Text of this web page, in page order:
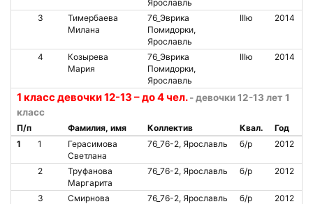
Ярославль
3
Тимербаева
Милана
76_Эврика
Помидорки,
Ярославль
IIIю 2014
4
Козырева
Мария
76_Эврика
Помидорки,
Ярославль
IIIю 2014
1 класс девочки 12-13 – до 4 чел. - девочки 12-13 лет 1
класс
П/п Фамилия, имя Коллектив Квал.
Год
1
1
Герасимова
Светлана
76_76-2, Ярославль б/р 2012
2
Труфанова
Маргарита
76_76-2, Ярославль б/р 2012
3
Смирнова
76_76-2, Ярославль б/р 2012